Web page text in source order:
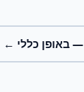
— באופן כללי ←